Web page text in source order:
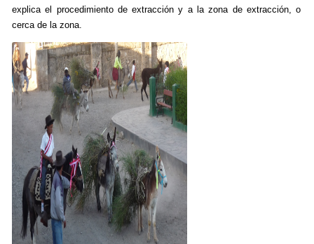
explica el procedimiento de extracción y a la zona de extracción, o
cerca de la zona.